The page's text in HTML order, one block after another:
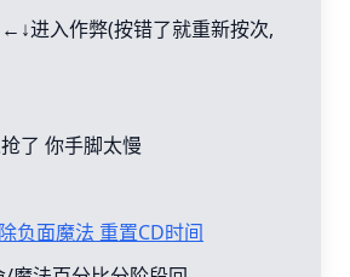
进入作弊(按错了就重新按次,
了 你手脚太慢
负面魔法 重置CD时间